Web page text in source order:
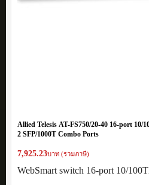
Allied Telesis AT-FS750/20-40 16-port 10/
2 SFP/1000T Combo Ports
7,925.23บาท (รวมภาษี)
WebSmart switch 16-port 10/